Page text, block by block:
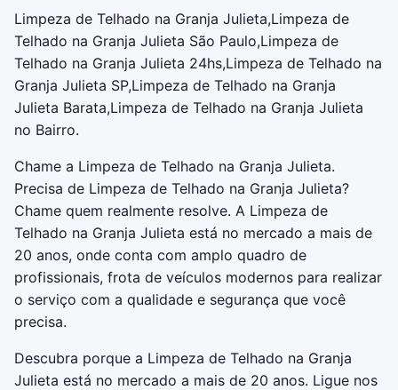
Limpeza de Telhado na Granja Julieta,Limpeza de
Telhado na Granja Julieta São Paulo,Limpeza de
Telhado na Granja Julieta 24hs,Limpeza de Telhado na
Granja Julieta SP,Limpeza de Telhado na Granja
Julieta Barata,Limpeza de Telhado na Granja Julieta
no Bairro.
Chame a Limpeza de Telhado na Granja Julieta.
Precisa de Limpeza de Telhado na Granja Julieta?
Chame quem realmente resolve. A Limpeza de
Telhado na Granja Julieta está no mercado a mais de
20 anos, onde conta com amplo quadro de
profissionais, frota de veículos modernos para realizar
o serviço com a qualidade e segurança que você
precisa.
Descubra porque a Limpeza de Telhado na Granja
Julieta está no mercado a mais de 20 anos. Ligue nos